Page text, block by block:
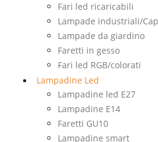
Fari led ricaricabili
Lampade industriali/
Lampade da giardino
Faretti in gesso
Fari led RGB/colorati
Lampadine Led
Lampadine led E27
Lampadine E14
Faretti GU10
Lampadine smart